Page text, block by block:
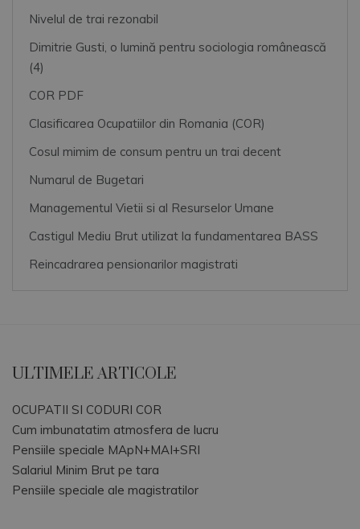
Nivelul de trai rezonabil
Dimitrie Gusti, o lumină pentru sociologia românească
(4)
COR PDF
Clasificarea Ocupatiilor din Romania (COR)
Cosul mimim de consum pentru un trai decent
Numarul de Bugetari
Managementul Vietii si al Resurselor Umane
Castigul Mediu Brut utilizat la fundamentarea BASS
Reincadrarea pensionarilor magistrati
ULTIMELE ARTICOLE
OCUPATII SI CODURI COR
Cum imbunatatim atmosfera de lucru
Pensiile speciale MApN+MAI+SRI
Salariul Minim Brut pe tara
Pensiile speciale ale magistratilor